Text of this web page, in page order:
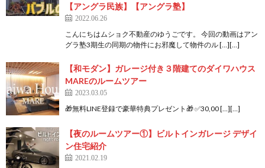
【アングラ民族】【アングラ塾】
2022.06.26
こんにちはムショク不動産のゆうごです。 今回の動画はアン
グラ塾3期生の同期の物件にお邪魔して物件のル […][…]
【和モダン】ガレージ付き３階建てのダイワハウス
MAREのルームツアー
2023.03.05
🎁無料LINE登録で豪華特典プレゼント🎁 ✅30,00 […][…]
【夜のルームツアー①】ビルトインガレージ デザイ
ン住宅紹介
2021.02.19